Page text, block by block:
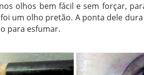
olhos bem fácil e sem forçar,
um olho pretão. A ponta dele
para esfumar.